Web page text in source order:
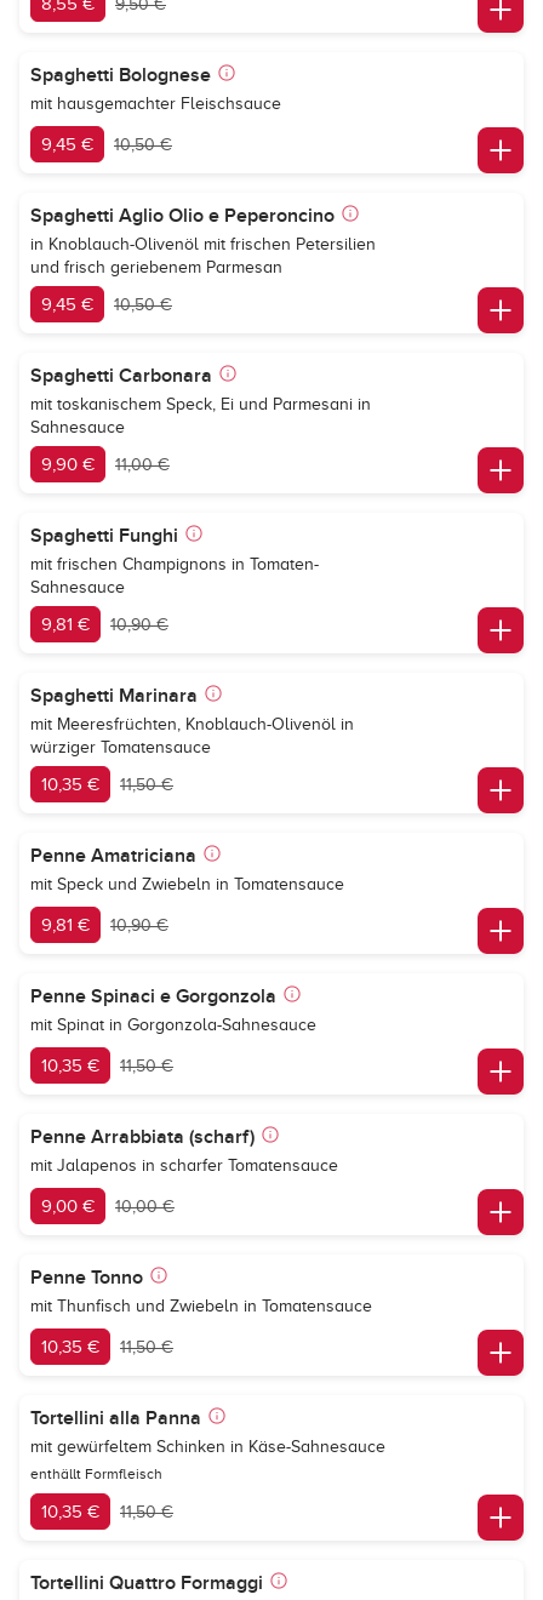
9,50 €
Spaghetti Bolognese
mit hausgemachter Fleischsauce
9,45 € 10,50 €
Spaghetti Aglio Olio e Peperoncino
in Knoblauch-Olivenöl mit frischen Petersilien
und frisch geriebenem Parmesan
9,45 € 10,50 €
Spaghetti Carbonara
mit toskanischem Speck, Ei und Parmesani in
Sahnesauce
9,90 € 11,00 €
Spaghetti Funghi
mit frischen Champignons in Tomaten-
Sahnesauce
9,81 € 10,90 €
Spaghetti Marinara
mit Meeresfrüchten, Knoblauch-Olivenöl in
würziger Tomatensauce
10,35 € 11,50 €
Penne Amatriciana
mit Speck und Zwiebeln in Tomatensauce
9,81 € 10,90 €
Penne Spinaci e Gorgonzola
mit Spinat in Gorgonzola-Sahnesauce
10,35 € 11,50 €
Penne Arrabbiata (scharf)
mit Jalapenos in scharfer Tomatensauce
9,00 € 10,00 €
Penne Tonno
mit Thunfisch und Zwiebeln in Tomatensauce
10,35 € 11,50 €
Tortellini alla Panna
mit gewürfeltem Schinken in Käse-Sahnesauce
enthällt Formfleisch
10,35 € 11,50 €
Tortellini Quattro Formaggi